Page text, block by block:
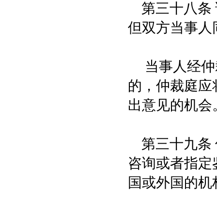
第三十八条
但双方当事人
当事人经仲
的，仲裁庭
出意见的机会
第三十九条
咨询或者指
国或外国的